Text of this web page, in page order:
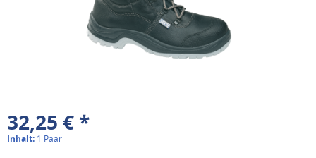
32,25 € *
Inhalt: 1 Paar